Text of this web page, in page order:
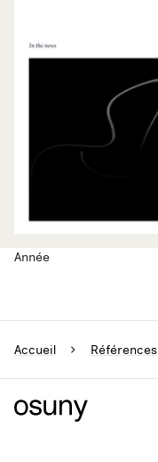
Année
Accueil Références